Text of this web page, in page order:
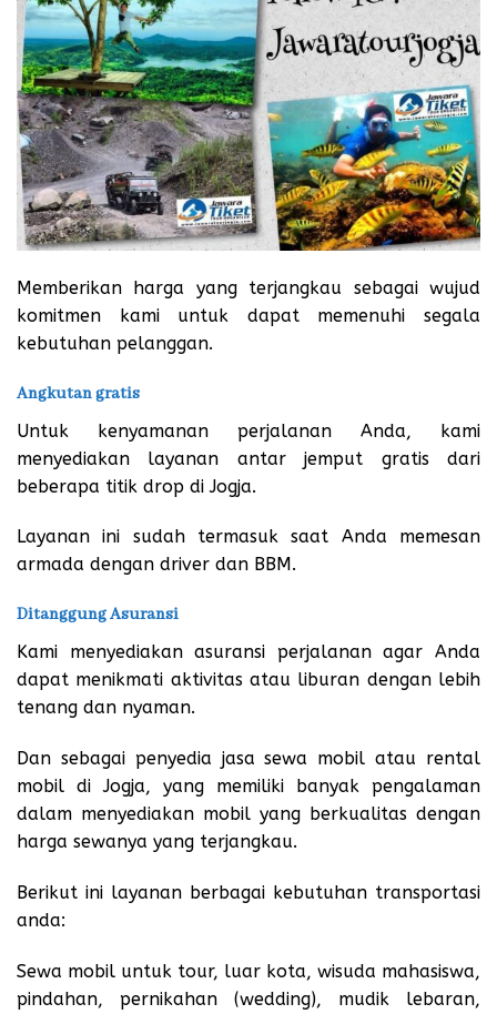
Memberikan harga yang terjangkau sebagai wujud
komitmen kami untuk dapat memenuhi segala
kebutuhan pelanggan.
Angkutan gratis
Untuk kenyamanan perjalanan Anda, kami
menyediakan layanan antar jemput gratis dari
beberapa titik drop di Jogja.
Layanan ini sudah termasuk saat Anda memesan
armada dengan driver dan BBM.
Ditanggung Asuransi
Kami menyediakan asuransi perjalanan agar Anda
dapat menikmati aktivitas atau liburan dengan lebih
tenang dan nyaman.
Dan sebagai penyedia jasa sewa mobil atau rental
mobil di Jogja, yang memiliki banyak pengalaman
dalam menyediakan mobil yang berkualitas dengan
harga sewanya yang terjangkau.
Berikut ini layanan berbagai kebutuhan transportasi
anda:
Sewa mobil untuk tour, luar kota, wisuda mahasiswa,
pindahan, pernikahan (wedding), mudik lebaran,